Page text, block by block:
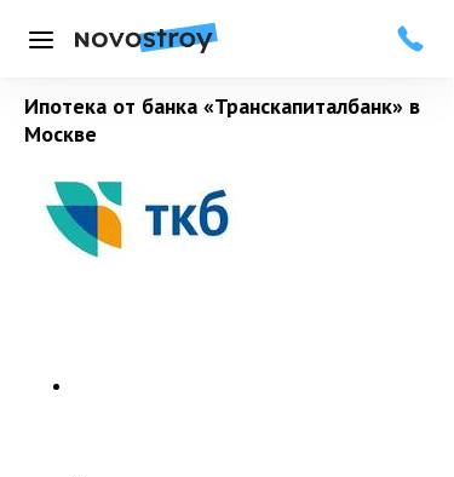
Меню
Ипотека от банка «Транскапиталбанк» в
Москве